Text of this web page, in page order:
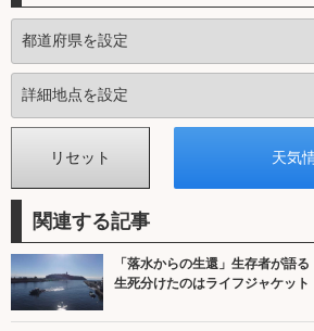
関連する記事
「落水からの生還」生存者が語る
生死分けたのはライフジャケット